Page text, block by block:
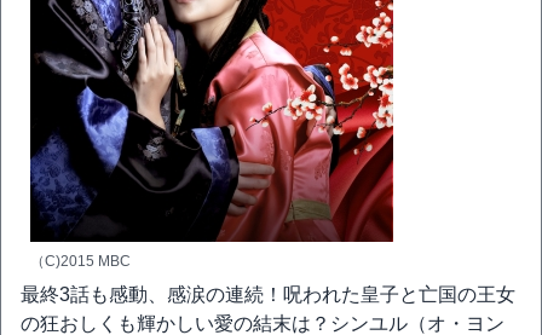
（C)2015 MBC
最終3話も感動、感涙の連続！呪われた皇子と亡国の王女
の狂おしくも輝かしい愛の結末は？シンユル（オ・ヨン